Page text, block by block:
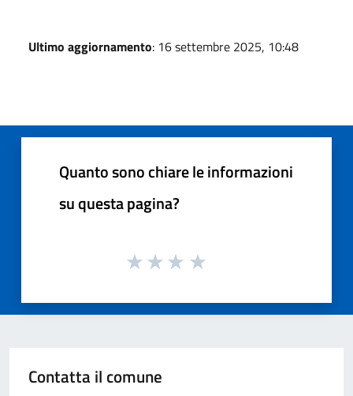
Ultimo aggiornamento: 16 settembre 2025, 10:48
Quanto sono chiare le informazioni
su questa pagina?
Contatta il comune